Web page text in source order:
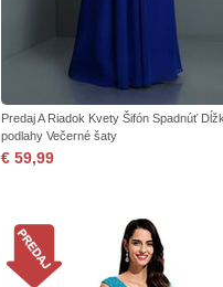
Predaj A Riadok Kvety Šifón Spadnúť
podlahy Večerné šaty
€ 59,99